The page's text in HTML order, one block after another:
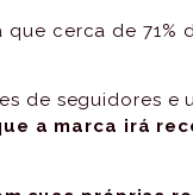
que cerca de
de seguidores e
a marca irá